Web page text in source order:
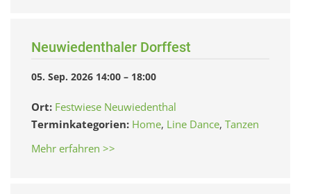
Neuwiedenthaler Dorffest
05. Sep. 2026 14:00 – 18:00
Ort: Festwiese Neuwiedenthal
Terminkategorien: Home, Line Dance, Tanzen
Mehr erfahren >>